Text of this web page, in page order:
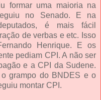
formar uma maioria na
no Senado. E na
é mais fácil
de verbas e etc. Isso
Henrique. E os
pediam CPI. A não ser
e a CPI da Sudene.
grampo do BNDES e o
montar CPI.